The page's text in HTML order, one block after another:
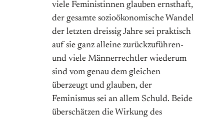
viele Feministinnen glauben ernsthaft,
der gesamte sozioökonomische Wandel
der letzten dreissig Jahre sei praktisch
auf sie ganz alleine zurückzuführen-
und viele Männerrechtler wiederum
sind vom genau dem gleichen
überzeugt und glauben, der
Feminismus sei an allem Schuld. Beide
überschätzen die Wirkung des